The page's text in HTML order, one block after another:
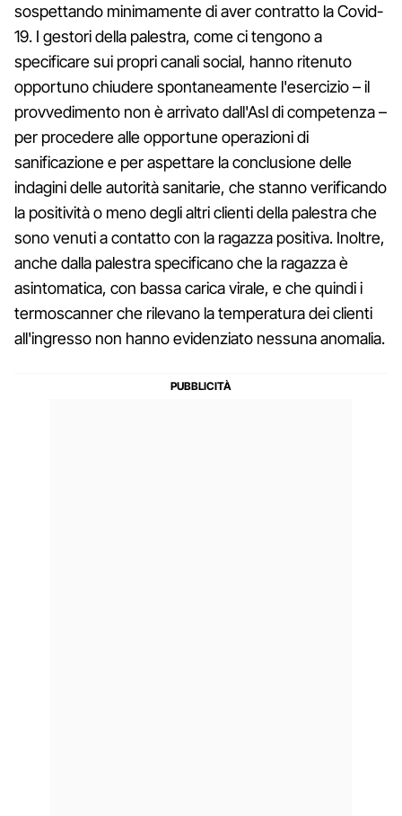
sospettando minimamente di aver contratto la Covid-
19. I gestori della palestra, come ci tengono a
specificare sui propri canali social, hanno ritenuto
opportuno chiudere spontaneamente l'esercizio – il
provvedimento non è arrivato dall'Asl di competenza –
per procedere alle opportune operazioni di
sanificazione e per aspettare la conclusione delle
indagini delle autorità sanitarie, che stanno verificando
la positività o meno degli altri clienti della palestra che
sono venuti a contatto con la ragazza positiva. Inoltre,
anche dalla palestra specificano che la ragazza è
asintomatica, con bassa carica virale, e che quindi i
termoscanner che rilevano la temperatura dei clienti
all'ingresso non hanno evidenziato nessuna anomalia.